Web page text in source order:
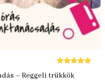
/ 5
– Reggeli trükkök